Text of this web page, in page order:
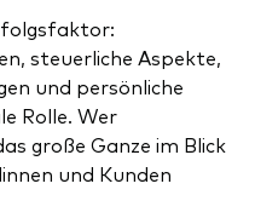
steuerliche Aspekte,
und persönliche
Rolle. Wer
große Ganze im Blick
und Kunden